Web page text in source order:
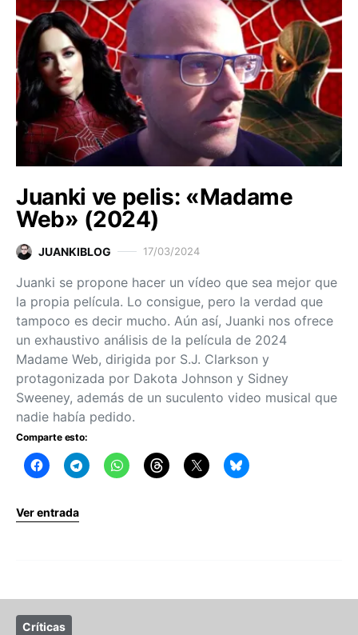
Juanki ve pelis: «Madame
Web» (2024)
JUANKIBLOG 17/03/2024
Juanki se propone hacer un vídeo que sea mejor que
la propia película. Lo consigue, pero la verdad que
tampoco es decir mucho. Aún así, Juanki nos ofrece
un exhaustivo análisis de la película de 2024
Madame Web, dirigida por S.J. Clarkson y
protagonizada por Dakota Johnson y Sidney
Sweeney, además de un suculento video musical que
nadie había pedido.
Comparte esto:
Ver entrada
Críticas